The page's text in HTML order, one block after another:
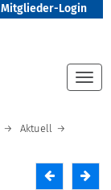
Mitglieder-Login
Aktuell